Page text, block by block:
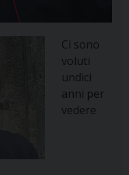
Ci sono
voluti
undici
anni per
vedere